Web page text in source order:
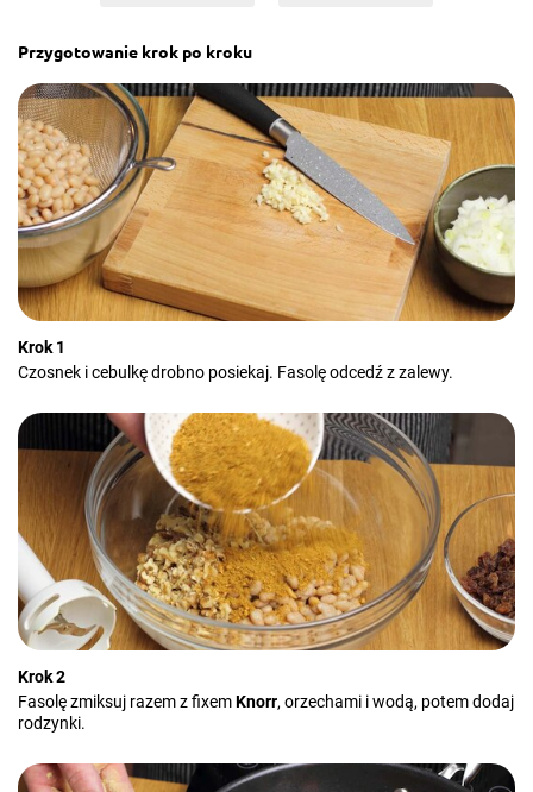
Przygotowanie krok po kroku
Krok 1
Czosnek i cebulkę drobno posiekaj. Fasolę odcedź z zalewy.
Krok 2
Fasolę zmiksuj razem z fixemKnorr, orzechami i wodą, potem dodaj
rodzynki.